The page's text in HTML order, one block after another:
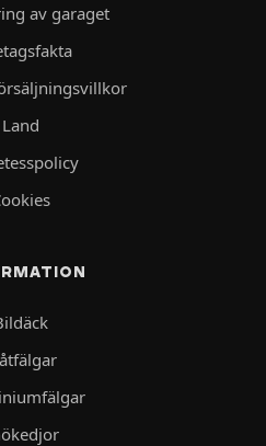
av garaget
Land